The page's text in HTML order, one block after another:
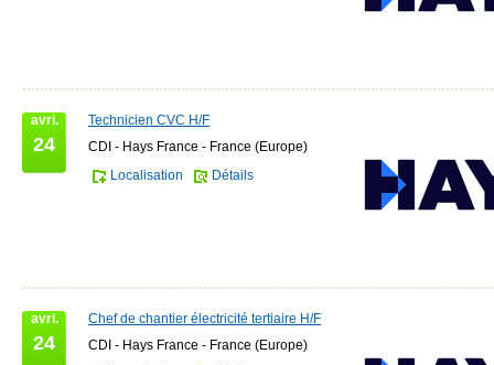
avri.
24
Technicien CVC H/F
CDI - Hays France - France (Europe)
Localisation
Détails
avri.
24
Chef de chantier électricité tertiaire H/F
CDI - Hays France - France (Europe)